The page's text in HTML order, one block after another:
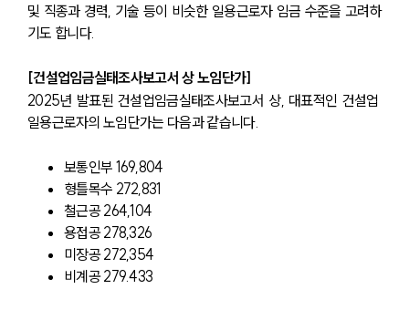
및 직종과 경력, 기술 등이 비슷한 일용근로자 임금 수준을 고려하
기도 합니다.
[건설업임금실태조사보고서 상 노임단가]
2025년 발표된 건설업임금실태조사보고서 상, 대표적인 건설업
일용근로자의 노임단가는 다음과 같습니다.
보통인부 169,804
형틀목수 272,831
철근공 264,104
용접공 278,326
미장공 272,354
비계공 279.433